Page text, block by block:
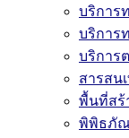
บริการ
บริการ
บริการ
สารสน
พื้นที่สร้
พิพิธภั